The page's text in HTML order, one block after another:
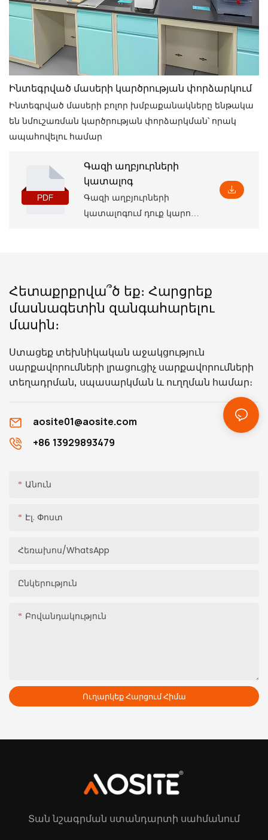
Ինտեգրված մասերի կարծրության փորձարկում
Ինտեգրված մասերի բոլոր խմբաքանակները ենթակա
են նմուշառման կարծրության փորձարկման՝ որակ
ապահովելու համար
Գազի աղբյուրների
կատալոգ
Գազի աղբյուրների
կատալոգում դուք կարող
պարամետրեր և
առանձնահատկություննե
համապատասխան
չափսեր, որոնք կօգնեն
ձեզ ավելի խորը
Հետաքրքրվա՞ծ եք։ Հարցրեք
մասնագետին զանգահարելու
մասին։
Ստացեք տեխնիկական աջակցություն
սարքավորումների լրացուցիչ սարքավորումների
տեղադրման, սպասարկման և ուղղման համար։
aosite01@aosite.com
+86 13929893479
Անուն
Էլ. Փոստ
Հեռախոս/WhatsApp
Ընկերություն
Բովանդակություն
Ուղարկեք Հարցում Հիմա
Տան նշագրման ստանդարտի սահմանում